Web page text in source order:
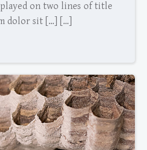
on two lines of title
dolor sit […] […]